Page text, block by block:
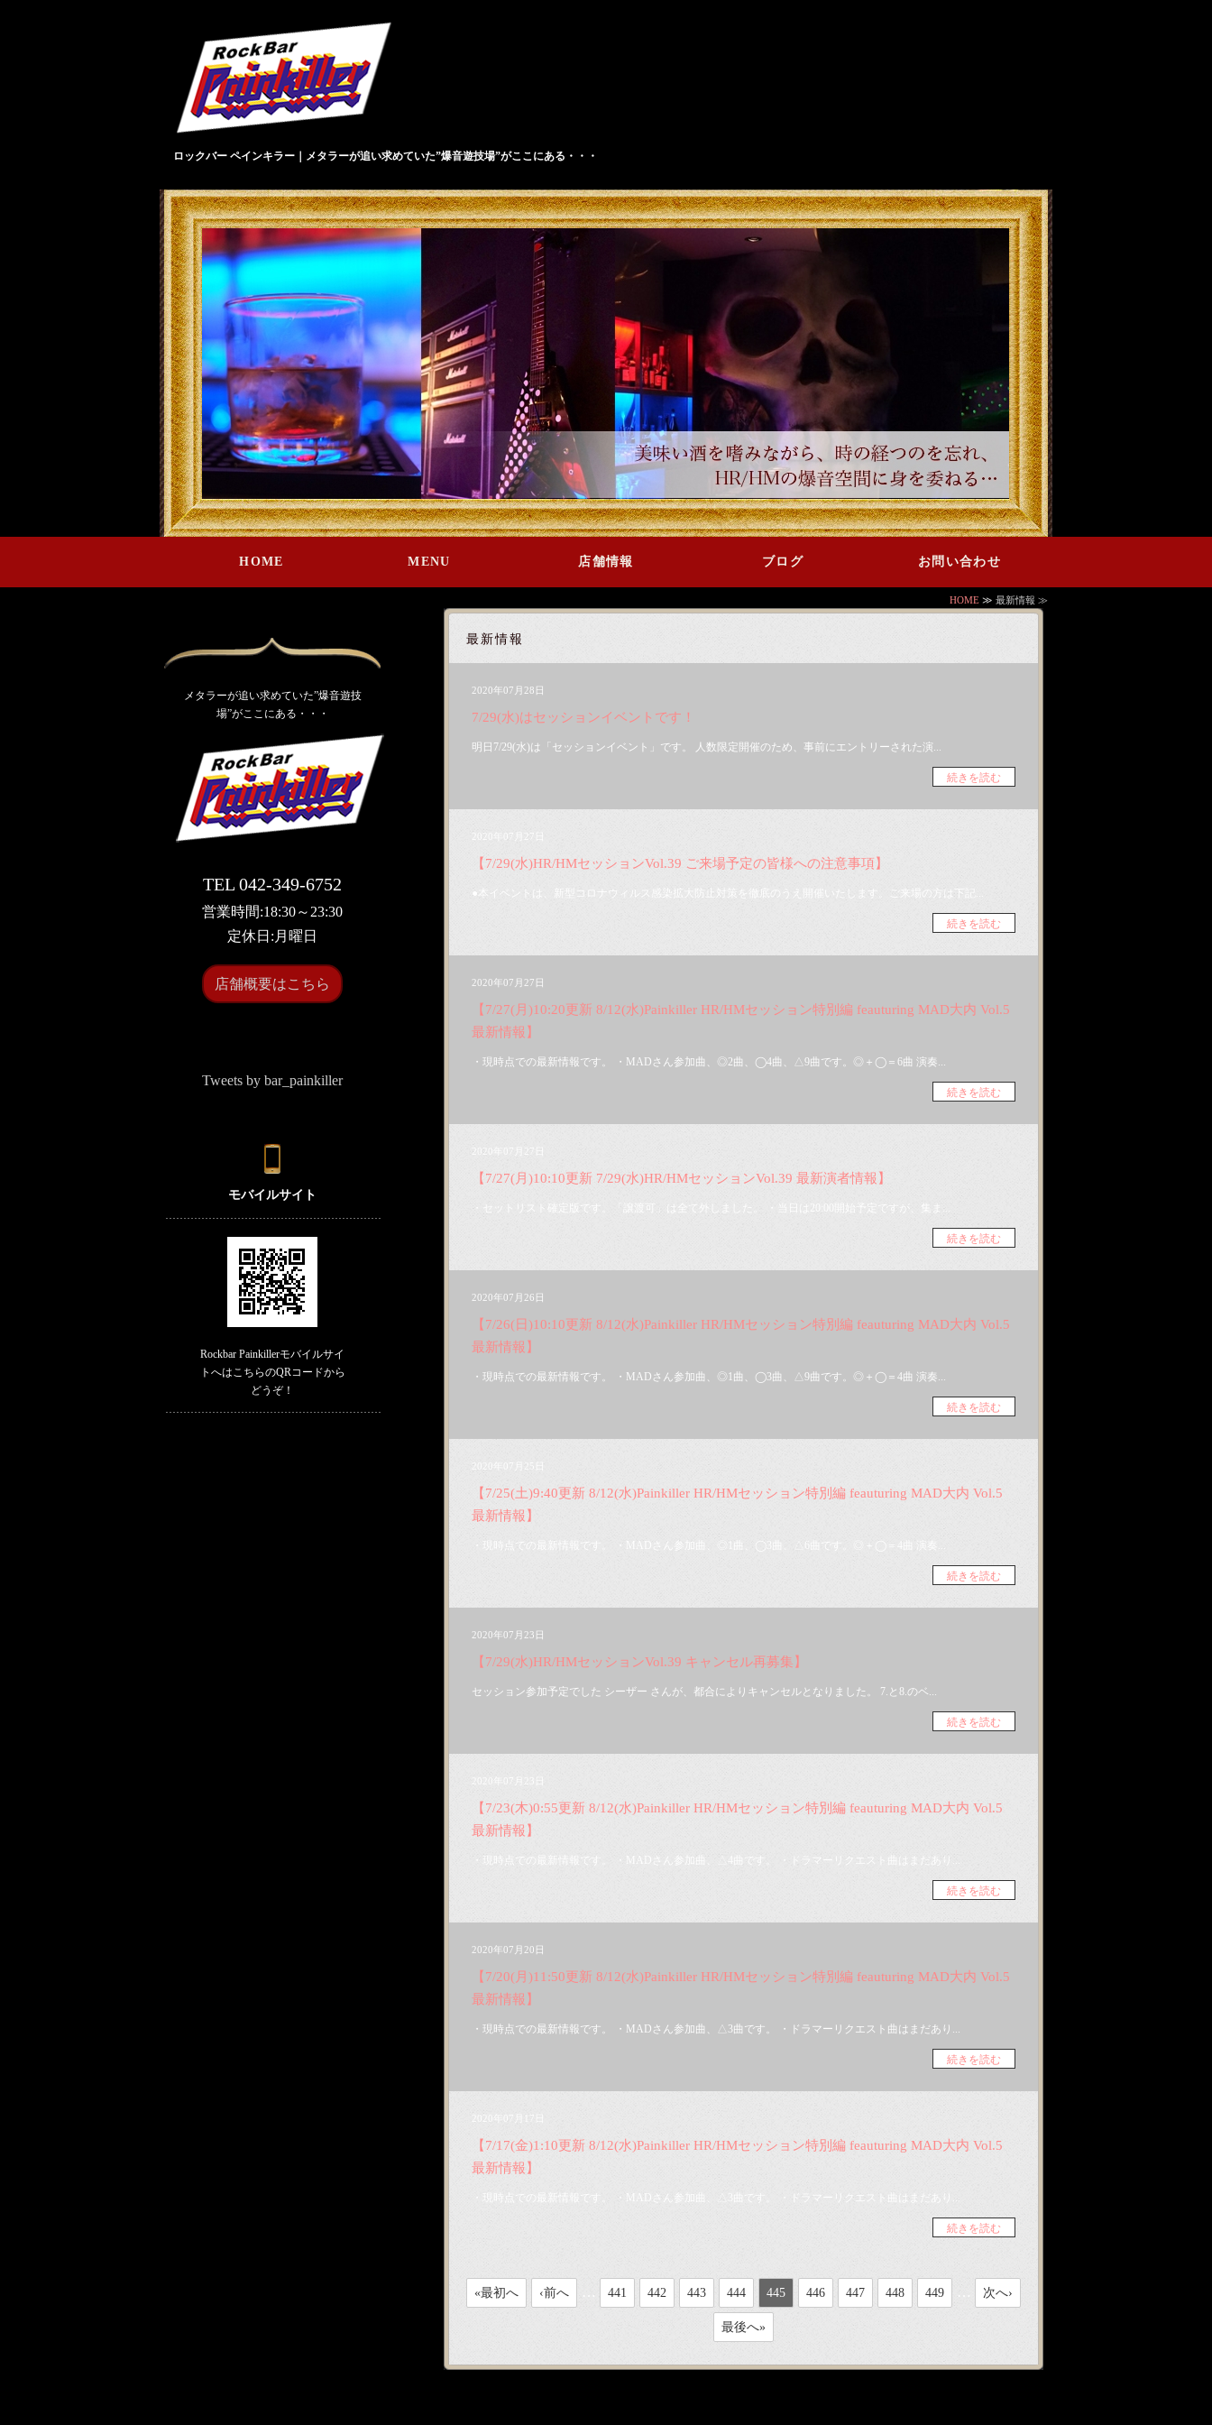
ロックバー ペインキラー｜メタラーが追い求めていた”爆音遊技場”がここにある・・・
HOME MENU 店舗情報 ブログ お問い合わせ
HOME ≫ 最新情報 ≫
最新情報
2020年07月28日
7/29(水)はセッションイベントです！
明日7/29(水)は「セッションイベント」です。 人数限定開催のため、事前にエントリーされた演...
続きを読む
2020年07月27日
【7/29(水)HR/HMセッションVol.39 ご来場予定の皆様への注意事項】
●本イベントは、新型コロナウィルス感染拡大防止対策を徹底のうえ開催いたします。ご来場の方は下記...
続きを読む
2020年07月27日
【7/27(月)10:20更新 8/12(水)Painkiller HR/HMセッション特別編 feauturing MAD大内 Vol.5
最新情報】
・現時点での最新情報です。 ・MADさん参加曲、◎2曲、◯4曲、△9曲です。◎＋◯＝6曲 演奏...
続きを読む
2020年07月27日
【7/27(月)10:10更新 7/29(水)HR/HMセッションVol.39 最新演者情報】
・セットリスト確定版です。「譲渡可」は全て外しました。 ・当日は20:00開始予定ですが、集ま...
続きを読む
2020年07月26日
【7/26(日)10:10更新 8/12(水)Painkiller HR/HMセッション特別編 feauturing MAD大内 Vol.5
最新情報】
・現時点での最新情報です。 ・MADさん参加曲、◎1曲、◯3曲、△9曲です。◎＋◯＝4曲 演奏...
続きを読む
2020年07月25日
【7/25(土)9:40更新 8/12(水)Painkiller HR/HMセッション特別編 feauturing MAD大内 Vol.5
最新情報】
・現時点での最新情報です。 ・MADさん参加曲、◎1曲、◯3曲、△6曲です。◎＋◯＝4曲 演奏...
続きを読む
2020年07月23日
【7/29(水)HR/HMセッションVol.39 キャンセル再募集】
セッション参加予定でした シーザー さんが、都合によりキャンセルとなりました。 7.と8.のベ...
続きを読む
2020年07月23日
【7/23(木)0:55更新 8/12(水)Painkiller HR/HMセッション特別編 feauturing MAD大内 Vol.5
最新情報】
・現時点での最新情報です。 ・MADさん参加曲、△4曲です。 ・ドラマーリクエスト曲はまだあり...
続きを読む
2020年07月20日
【7/20(月)11:50更新 8/12(水)Painkiller HR/HMセッション特別編 feauturing MAD大内 Vol.5
最新情報】
・現時点での最新情報です。 ・MADさん参加曲、△3曲です。 ・ドラマーリクエスト曲はまだあり...
続きを読む
2020年07月17日
【7/17(金)1:10更新 8/12(水)Painkiller HR/HMセッション特別編 feauturing MAD大内 Vol.5
最新情報】
・現時点での最新情報です。 ・MADさん参加曲、△3曲です。 ・ドラマーリクエスト曲はまだあり...
続きを読む
«最初へ ‹前へ … 441 442 443 444 445 446 447 448 449 … 次へ›
最後へ»
メタラーが追い求めていた”爆音遊技
場”がここにある・・・
TEL 042-349-6752
営業時間:18:30～23:30
定休日:月曜日
店舗概要はこちら
Tweets by bar_painkiller
モバイルサイト
Rockbar Painkillerモバイルサイ
トへはこちらのQRコードから
どうぞ！